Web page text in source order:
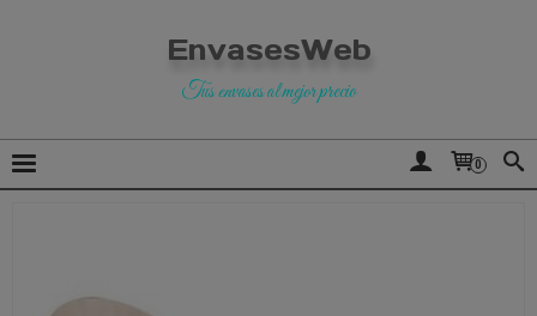
EnvasesWeb
Tus envases al mejor precio
0